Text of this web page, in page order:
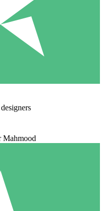
Mahmood